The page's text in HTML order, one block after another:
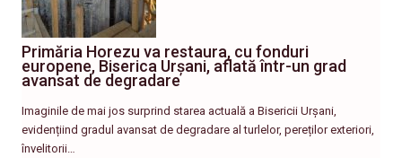
Primăria Horezu va restaura, cu fonduri
europene, Biserica Urșani, aflată într-un grad
avansat de degradare
Imaginile de mai jos surprind starea actuală a Bisericii Urșani,
evidențiind gradul avansat de degradare al turlelor, pereților exteriori,
învelitorii…